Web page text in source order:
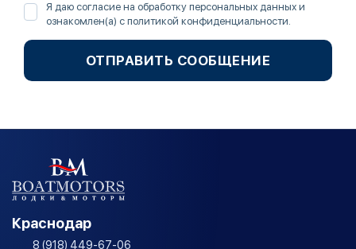
Я даю согласие на обработку персональных данных и
ознакомлен(а) с политикой конфиденциальности.
ОТПРАВИТЬ СООБЩЕНИЕ
Краснодар
8 (918) 449-67-06